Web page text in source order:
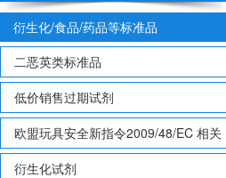
衍生化/食品/药品等标准品
二恶英类标准品
低价销售过期试剂
欧盟玩具安全新指令2009/48/EC 相关
致敏性香味剂标准品
衍生化试剂